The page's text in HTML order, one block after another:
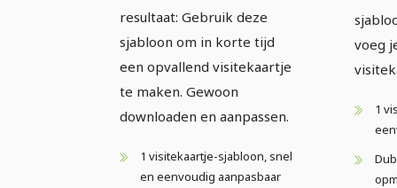
Versie 5
resultaat: Gebruik deze
sjabloon om in korte tijd
een opvallend visitekaartje
te maken. Gewoon
downloaden en aanpassen.
1 visitekaartje-sjabloon, snel
en eenvoudig aanpasbaar
voeg
1